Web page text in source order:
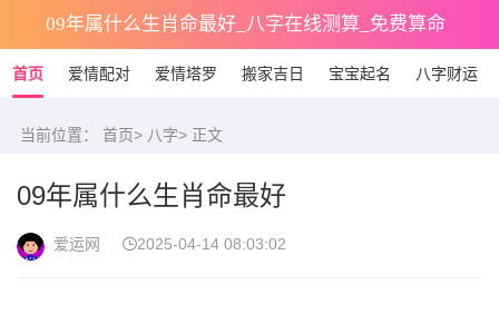
09年属什么生肖命最好_八字在线测算_免费算命
首页 爱情配对 爱情塔罗 搬家吉日 宝宝起名 八字财运
当前位置： 首页> 八字> 正文
09年属什么生肖命最好
爱运网 2025-04-14 08:03:02